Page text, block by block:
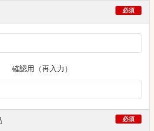
必須
確認用（再入力）
必須